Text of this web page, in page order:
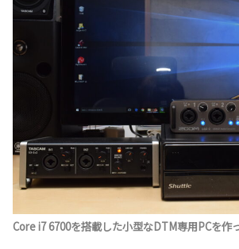
Core i7 6700を搭載した小型なDTM専用PCを作